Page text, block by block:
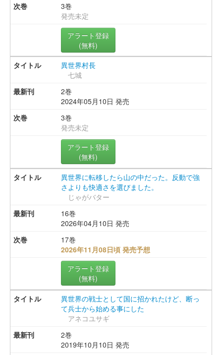
3巻
発売未定
アラート登録
(無料)
異世界村長
七城
2巻
2024年05月10日 発売
3巻
発売未定
アラート登録
(無料)
異世界に転移したら山の中だった。反動で強
さよりも快適さを選びました。
じゃがバター
16巻
2026年04月10日 発売
17巻
2026年11月08日頃 発売予想
アラート登録
(無料)
異世界の戦士として国に招かれたけど、断っ
て兵士から始める事にした
アネコユサギ
2巻
2019年10月10日 発売